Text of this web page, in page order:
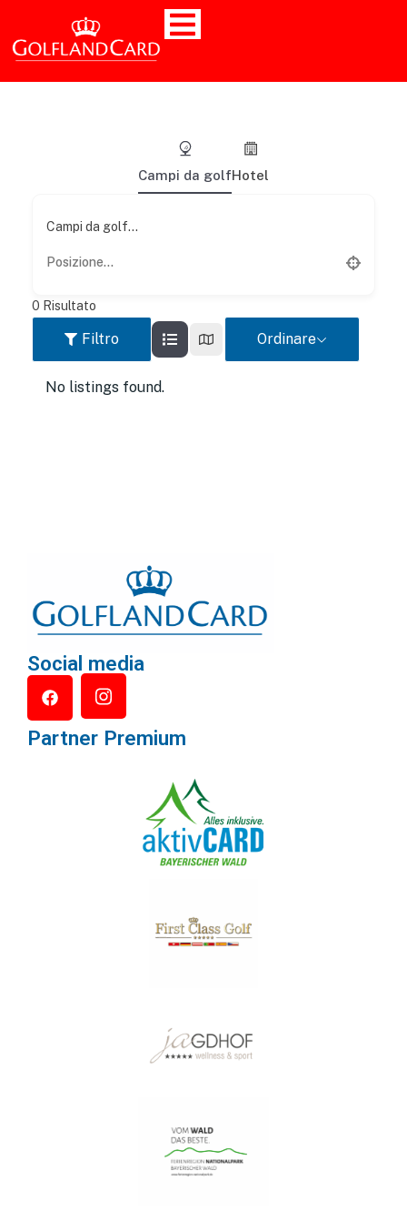
Campi da golfHotel
Campi da golf...
0 Risultato
Filtro Ordinare
No listings found.
Social media
Partner Premium